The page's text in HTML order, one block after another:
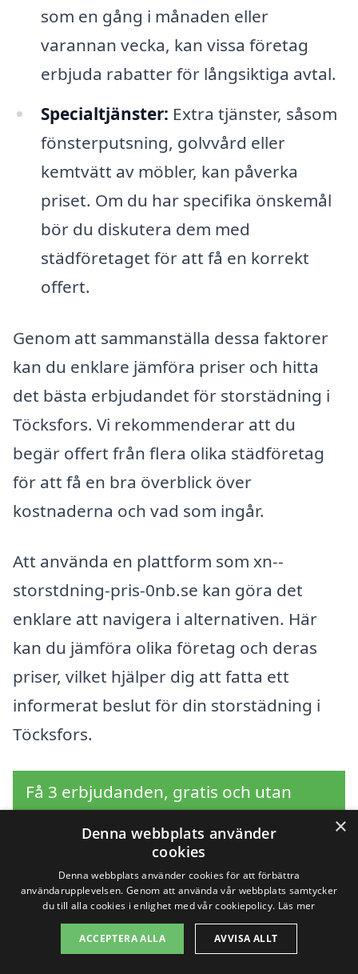
som en gång i månaden eller
varannan vecka, kan vissa företag
erbjuda rabatter för långsiktiga avtal.
Specialtjänster: Extra tjänster, såsom
fönsterputsning, golvvård eller
kemtvätt av möbler, kan påverka
priset. Om du har specifika önskemål
bör du diskutera dem med
städföretaget för att få en korrekt
offert.
Genom att sammanställa dessa faktorer
kan du enklare jämföra priser och hitta
det bästa erbjudandet för storstädning i
Töcksfors. Vi rekommenderar att du
begär offert från flera olika städföretag
för att få en bra överblick över
kostnaderna och vad som ingår.
Att använda en plattform som xn--
storstdning-pris-0nb.se kan göra det
enklare att navigera i alternativen. Här
kan du jämföra olika företag och deras
priser, vilket hjälper dig att fatta ett
informerat beslut för din storstädning i
Töcksfors.
Få 3 erbjudanden, gratis och utan
Sök efter en
professionell för
×
Denna webbplats använder
cookies
Denna webbplats använder cookies för att förbättra
användarupplevelsen. Genom att använda vår webbplats samtycker
du till alla cookies i enlighet med vår cookiepolicy. Läs mer
ACCEPTERA ALLA AVVISA ALLT